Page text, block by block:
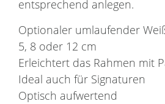
entsprechend anlegen.
Optionaler umlaufender
5, 8 oder 12 cm
Erleichtert das Rahmen mit
Ideal auch für Signaturen
Optisch aufwertend